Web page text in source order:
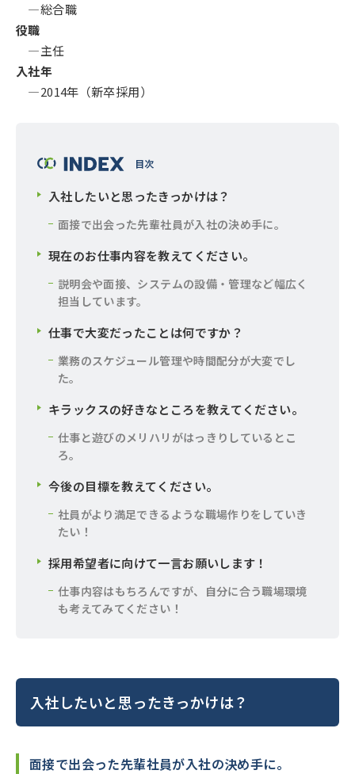
―総合職
役職
―主任
入社年
―2014年（新卒採用）
入社したいと思ったきっかけは？
面接で出会った先輩社員が入社の決め手に。
現在のお仕事内容を教えてください。
説明会や面接、システムの設備・管理など幅広く
担当しています。
仕事で大変だったことは何ですか？
業務のスケジュール管理や時間配分が大変でし
た。
キラックスの好きなところを教えてください。
仕事と遊びのメリハリがはっきりしているとこ
ろ。
今後の目標を教えてください。
社員がより満足できるような職場作りをしていき
たい！
採用希望者に向けて一言お願いします！
仕事内容はもちろんですが、自分に合う職場環境
も考えてみてください！
入社したいと思ったきっかけは？
面接で出会った先輩社員が入社の決め手に。